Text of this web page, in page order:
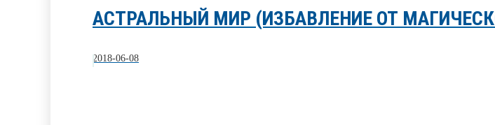
АСТРАЛЬНЫЙ МИР (ИЗБАВЛЕНИЕ ОТ
2018-06-08